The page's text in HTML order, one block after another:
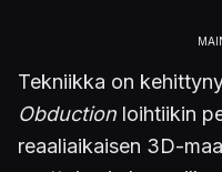
Tekniikka on
Obduction loihtiikin
reaaliaikaisen 3D-